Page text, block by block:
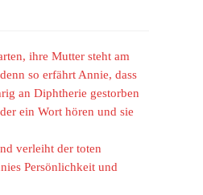
ihre Mutter steht am
so erfährt Annie, dass
an Diphtherie gestorben
ein Wort hören und sie
verleiht der toten
Persönlichkeit und